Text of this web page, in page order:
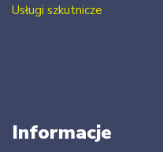
Usługi szkutnicze
Informacje